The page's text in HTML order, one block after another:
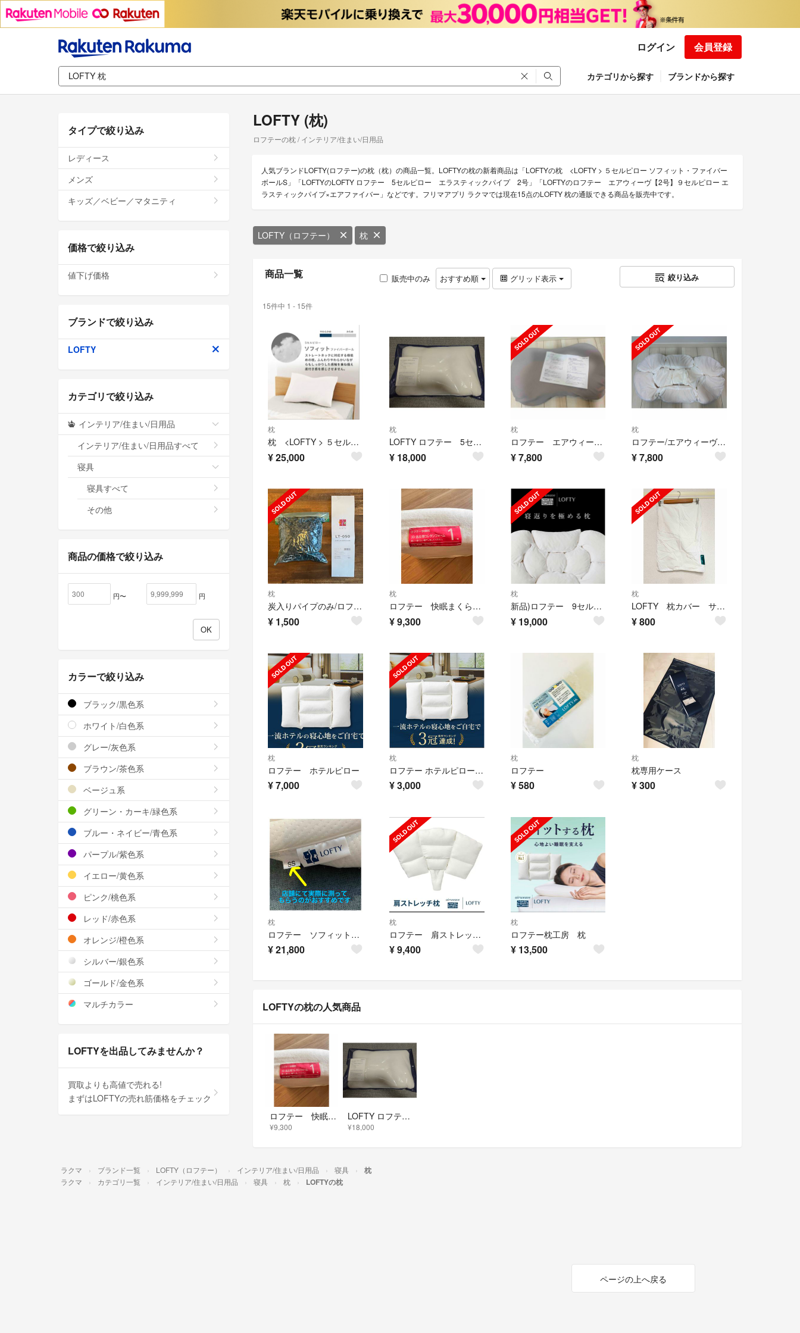
ログイン 会員登録
カテゴリから探す ブランドから探す
LOFTY (枕)
ロフテーの枕 / インテリア/住まい/日用品
人気ブランドLOFTY(ロフテー)の枕（枕）の商品一覧。LOFTYの枕の新着商品は「LOFTYの枕 <LOFTY > ５セルピロー ソフィット・ファイバー
ボールS」「LOFTYのLOFTY ロフテー 5セルピロー エラスティックパイプ 2号」「LOFTYのロフテー エアウィーヴ【2号】９セルピロー エ
ラスティックパイプ×エアファイバー」などです。フリマアプリ ラクマでは現在15点のLOFTY 枕の通販できる商品を販売中です。
LOFTY（ロフテー） 枕
商品一覧 販売中のみ おすすめ順 グリッド表示 絞り込み
15件中 1 - 15件
枕
枕 <LOFTY > ５セルピロー ソフィット・ファイバーボールS
¥25,000
枕
LOFTY ロフテー 5セルピロー エラスティックパイプ 2号
¥ 18,000
枕
ロフテー エアウィーヴ【2号】９セルピロー エラスティックパイプ×エアファイバー
¥7,800
枕
ロフテー/エアウィーヴ【1号】９セルピロー エラスティックパイプ×エアファイバー
¥7,800
枕
炭入りパイプのみ/ロフテー枕/500g
¥ 1,500
枕
ロフテー 快眠まくら 1号
¥9,300
枕
新品)ロフテー 9セルピローナインセル(1号)
¥ 19,000
枕
LOFTY 枕カバー サイズ1号
¥800
枕
ロフテー ホテルピロー
¥7,000
枕
ロフテー ホテルピロー 枕
¥3,000
枕
ロフテー
¥580
枕
枕専用ケース
¥300
枕
ロフテー ソフィットピロー 040 SSサイズ
¥21,800
枕
ロフテー 肩ストレッチ枕
¥9,400
枕
ロフテー枕工房 枕
¥ 13,500
LOFTYの枕の人気商品
ロフテー 快眠まくら 1号
¥9,300
LOFTY ロフテー 5セルピロー エラスティックパイプ 2号
¥18,000
タイプで絞り込み
レディース
メンズ
キッズ／ベビー／マタニティ
価格で絞り込み
値下げ価格
ブランドで絞り込み
LOFTY
カテゴリで絞り込み
インテリア/住まい/日用品
インテリア/住まい/日用品すべて
寝具
寝具すべて
その他
商品の価格で絞り込み
円〜 円
カラーで絞り込み
ブラック/黒色系
ホワイト/白色系
グレー/灰色系
ブラウン/茶色系
ベージュ系
グリーン・カーキ/緑色系
ブルー・ネイビー/青色系
パープル/紫色系
イエロー/黄色系
ピンク/桃色系
レッド/赤色系
オレンジ/橙色系
シルバー/銀色系
ゴールド/金色系
マルチカラー
LOFTYを出品してみませんか？
買取よりも高値で売れる!
まずはLOFTYの売れ筋価格をチェック
ラクマ ブランド一覧 LOFTY（ロフテー） インテリア/住まい/日用品 寝具 枕
ラクマ カテゴリ一覧 インテリア/住まい/日用品 寝具 枕 LOFTYの枕
ページの上へ戻る